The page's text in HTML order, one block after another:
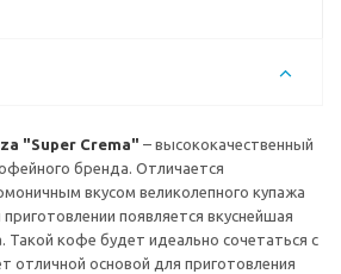
"Super Crema" – высококачественный
бренда. Отличается
вкусом великолепного купажа
появляется вкуснейшая
Такой кофе будет идеально сочетаться с
отличной основой для приготовления